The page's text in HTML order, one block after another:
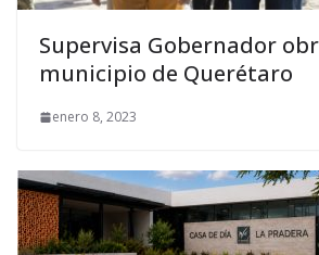
Supervisa Gobernador
municipio de Querétaro
enero 8, 2023